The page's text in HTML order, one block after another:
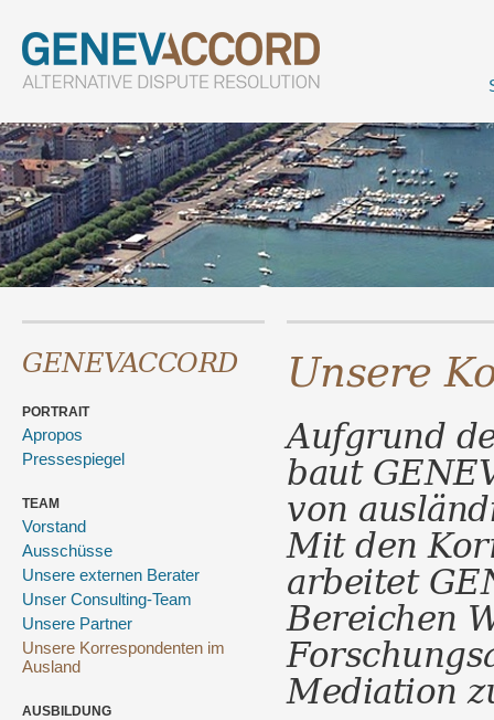
GENEVACCORD
PORTRAIT
Apropos
Pressespiegel
TEAM
Vorstand
Ausschüsse
Unsere externen Berater
Unser Consulting-Team
Unsere Partner
Unsere Korrespondenten im
Ausland
AUSBILDUNG
Unsere
Aufgrund
baut
von
Mit den
arbeitet
Bereichen
Mediation